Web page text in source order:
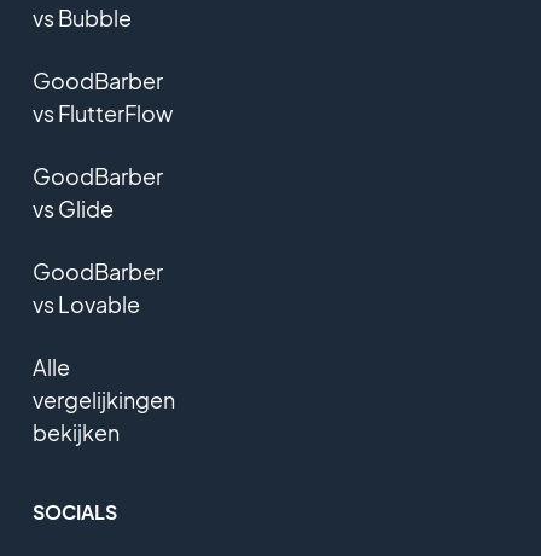
vs Bubble
GoodBarber
vs FlutterFlow
GoodBarber
vs Glide
GoodBarber
vs Lovable
Alle
vergelijkingen
bekijken
SOCIALS